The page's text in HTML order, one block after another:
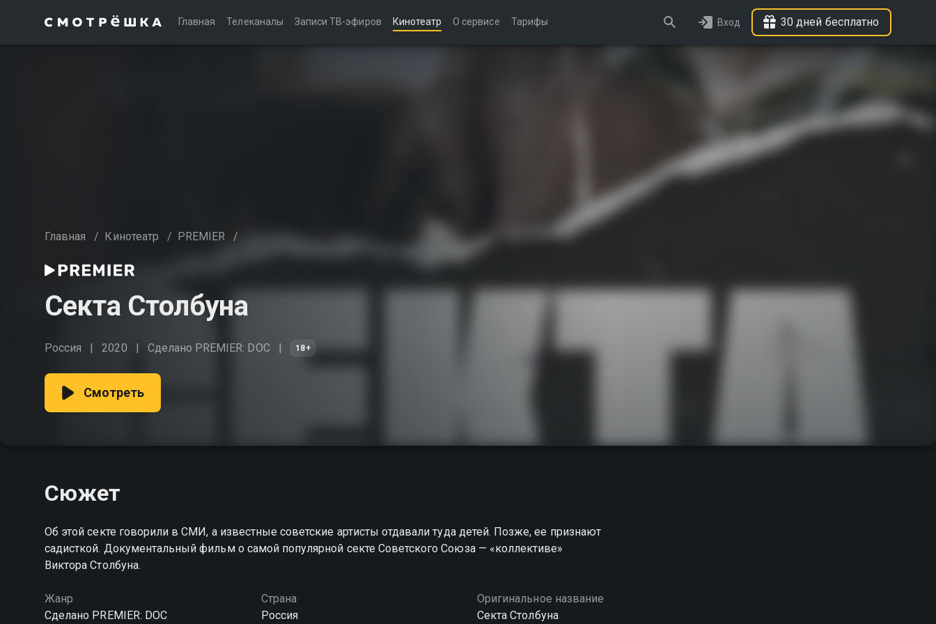
Главная Телеканалы Записи ТВ-эфиров Кинотеатр О сервисе Тарифы Вход 30 дней бесплатно
Главная / Кинотеатр / PREMIER /
Секта Столбуна
Россия 2020 Сделано PREMIER: DOC 18+
Смотреть
Сюжет
Об этой секте говорили в СМИ, а известные советские артисты отдавали туда детей. Позже, ее признают
садисткой. Документальный фильм о самой популярной секте Советского Союза — «коллективе»
Виктора Столбуна.
Жанр
Сделано PREMIER: DOC
Страна
Россия
Оригинальное название
Секта Столбуна